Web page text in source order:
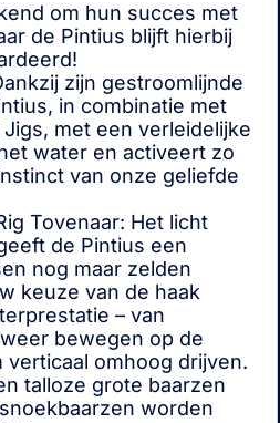
om hun succes met
de Pintius blijft hierbij
zijn gestroomlijnde
in combinatie met
met een verleidelijke
water en activeert zo
van onze geliefde
Tovenaar: Het licht
de Pintius een
nog maar zelden
keuze van de haak
– van
bewegen op de
verticaal omhoog drijven.
talloze grote baarzen
worden